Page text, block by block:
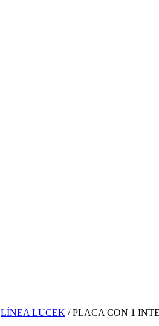
LÍNEA LUCEK / PLACA CON 1